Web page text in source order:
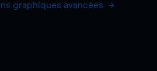
graphiques avancées